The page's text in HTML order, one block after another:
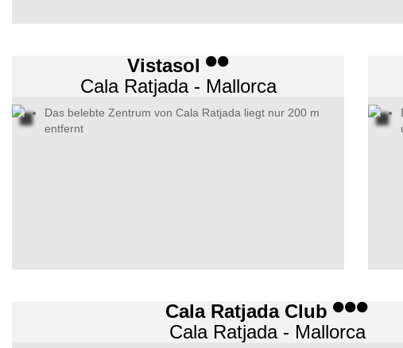
Vistasol
Cala Ratjada - Mallorca
Das belebte Zentrum von Cala Ratjada liegt nur 200 m
entfernt
Cala Ratjada Club
Cala Ratjada - Mallorca